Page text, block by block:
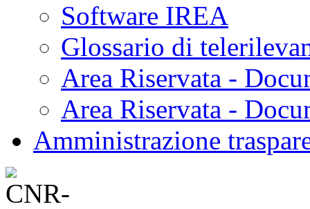
Software IREA
Glossario di
Area Riservata -
Area Riservata -
Amministrazione